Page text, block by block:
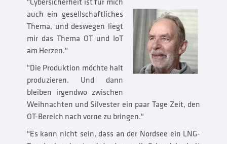
"Cybersicherheit ist für mich
auch ein gesellschaftliches
Thema, und deswegen liegt
mir das Thema OT und IoT
am Herzen."
"Die Produktion möchte halt
produzieren. Und dann
bleiben irgendwo zwischen
Weihnachten und Silvester ein paar Tage Zeit, den
OT-Bereich nach vorne zu bringen."
"Es kann nicht sein, dass an der Nordsee ein LNG-